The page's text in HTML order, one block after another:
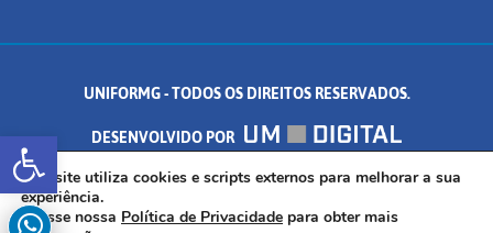
Abrir a barra de ferramentas
UNIFORMG - TODOS OS DIREITOS RESERVADOS.
DESENVOLVIDO POR
AV. DR. ARNALDO DE SENNA, 328 - PALMEIRAS, FORMIGA/MG - CEP:
35.574.530
Este site utiliza cookies e scripts externos para melhorar a sua
experiência.
Acesse nossa Política de Privacidade para obter mais